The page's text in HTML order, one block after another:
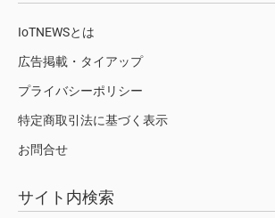
IoTNEWSとは
広告掲載・タイアップ
プライバシーポリシー
特定商取引法に基づく表示
お問合せ
サイト内検索